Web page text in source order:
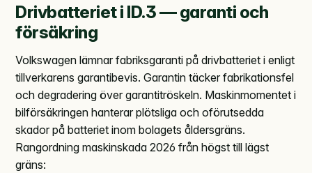
Drivbatteriet i ID.3 — garanti och
försäkring
Volkswagen lämnar fabriksgaranti på drivbatteriet i enligt
tillverkarens garantibevis. Garantin täcker fabrikationsfel
och degradering över garantitröskeln. Maskinmomentet i
bilförsäkringen hanterar plötsliga och oförutsedda
skador på batteriet inom bolagets åldersgräns.
Rangordning maskinskada 2026 från högst till lägst
gräns: